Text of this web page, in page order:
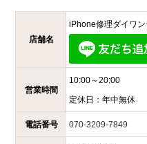
店舗名
iPhone修理ダイワン
営業時間
10:00～20:00
定休日： 年中無休
電話番号 070-3209-7849